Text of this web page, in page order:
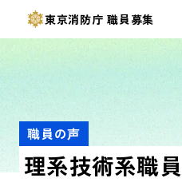
東京消防庁職員募集
職員の声
理系技術系職員